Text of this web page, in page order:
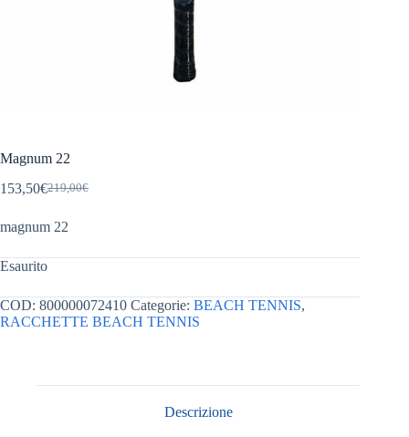
Magnum 22
219,00€
Il
originale
219,00€.
153,50€Il
attuale
153,50€.
magnum 22
Esaurito
COD: 800000072410 Categorie: BEACH TENNIS,
RACCHETTE BEACH TENNIS
Descrizione